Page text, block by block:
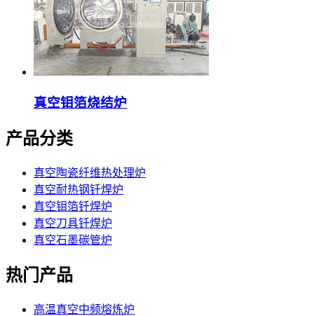
真空钼箔烧结炉
产品分类
真空陶瓷纤维热处理炉
真空耐热钢钎焊炉
真空钼箔钎焊炉
真空刀具钎焊炉
真空石墨碳管炉
热门产品
高温真空中频熔炼炉